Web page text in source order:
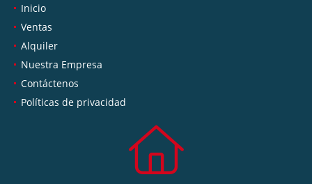
Inicio
Ventas
Alquiler
Nuestra Empresa
Contáctenos
Políticas de privacidad